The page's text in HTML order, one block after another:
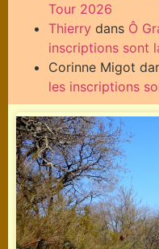
Tour 2026
Thierry dans Ô
inscriptions sont
Corinne Migot
les inscriptions